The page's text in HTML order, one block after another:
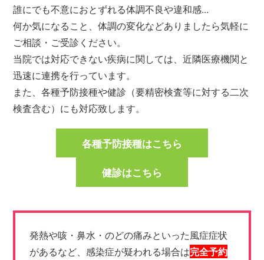
27日_前之原
重水 担当医※
重水 休診
誰にでも不意におとずれる体調不良や違和感...
何か気になること、体調の変化などありましたら気軽に
ご相談・ご受診ください。
当院では対応できない疾病に関しては、近隣医療機関と
迅速に連携を行っています。
また、各種予防接種や健診（要精密検査等に対する二次
検査含む）にも対応致します。
各種予防接種はこちら
健診はこちら
発熱や咳・鼻水・のどの痛みといった風症症状
があるなど、感染症が疑われる場合は完全予約